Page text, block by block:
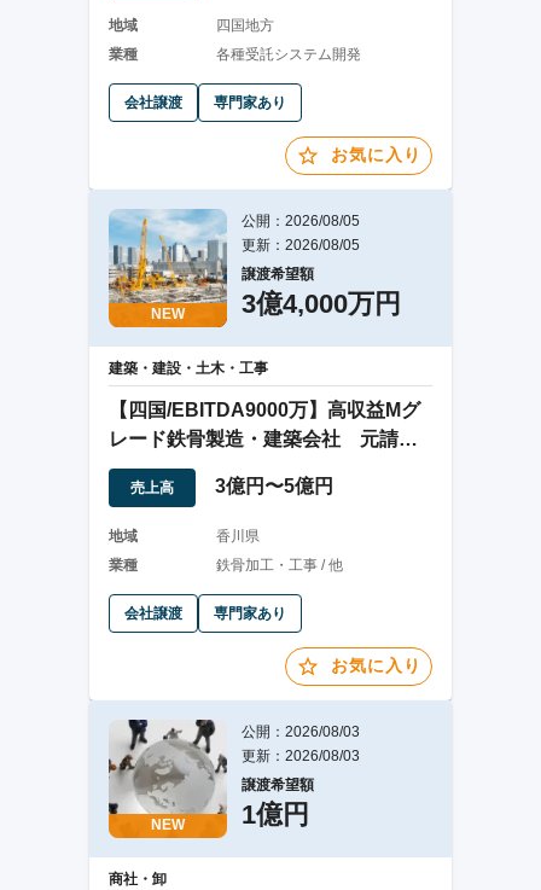
地域
四国地方
業種
各種受託システム開発
会社譲渡 専門家あり
お気に入り
NEW
公開：2026/08/05
更新：2026/08/05
譲渡希望額
3億4,000万円
建築・建設・土木・工事
【四国/EBITDA9000万】高収益Mグ
レード鉄骨製造・建築会社 元請化
で増益
売上高 3億円〜5億円
地域
香川県
業種
鉄骨加工・工事 / 他
会社譲渡 専門家あり
お気に入り
NEW
公開：2026/08/03
更新：2026/08/03
譲渡希望額
1億円
商社・卸